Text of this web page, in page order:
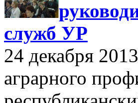
служб УР
24 декабря
аграрного